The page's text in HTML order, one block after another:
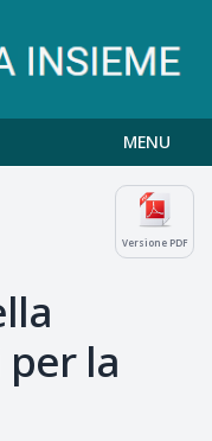
MENU
Versione PDF
la